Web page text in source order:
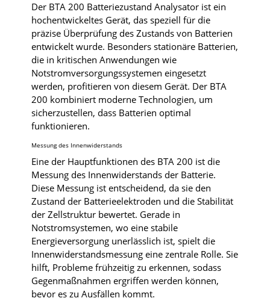
Der BTA 200 Batteriezustand Analysator ist ein
hochentwickeltes Gerät, das speziell für die
präzise Überprüfung des Zustands von Batterien
entwickelt wurde. Besonders stationäre Batterien,
die in kritischen Anwendungen wie
Notstromversorgungssystemen eingesetzt
werden, profitieren von diesem Gerät. Der BTA
200 kombiniert moderne Technologien, um
sicherzustellen, dass Batterien optimal
funktionieren.
Messung des Innenwiderstands
Eine der Hauptfunktionen des BTA 200 ist die
Messung des Innenwiderstands der Batterie.
Diese Messung ist entscheidend, da sie den
Zustand der Batterieelektroden und die Stabilität
der Zellstruktur bewertet. Gerade in
Notstromsystemen, wo eine stabile
Energieversorgung unerlässlich ist, spielt die
Innenwiderstandsmessung eine zentrale Rolle. Sie
hilft, Probleme frühzeitig zu erkennen, sodass
Gegenmaßnahmen ergriffen werden können,
bevor es zu Ausfällen kommt.